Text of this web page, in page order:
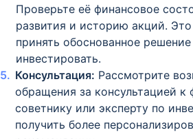
Проверьте её финансовое
развития и историю акций.
принять обоснованное
инвестировать.
Консультация: Рассмотрите
обращения за консультацией к
советнику или эксперту по
получить более